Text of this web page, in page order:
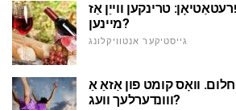
טרינקען ווייַן אַז
מיינען?
גייסטיקער אנטוויקלונג
חלום. וואָס קומט פון אַזאַ אַ
ווונדערלעך וועג?